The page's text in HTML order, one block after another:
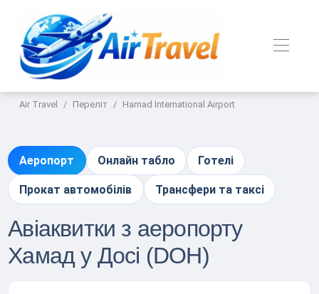
Air Travel Переліт Hamad International Airport
Аеропорт Онлайн табло Готелі
Прокат автомобілів Трансфери та таксі
Авіаквитки з аеропорту
Хамад у Досі (DOH)